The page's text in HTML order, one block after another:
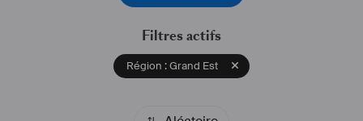
Filtres actifs
Région : Grand Est
Forts de nos expériences diverses, nous pouvons vous proposer